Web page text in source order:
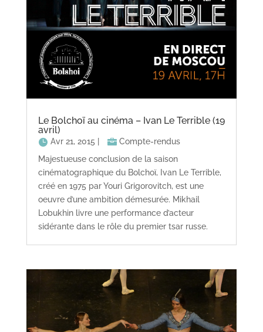
Le Bolchoï au cinéma – Ivan Le Terrible (19
avril)
Avr 21, 2015
Compte-rendus
Majestueuse conclusion de la saison
cinématographique du Bolchoï, Ivan Le Terrible,
créé en 1975 par Youri Grigorovitch, est une
oeuvre d’une ambition démesurée. Mikhail
Lobukhin livre une performance d’acteur
sidérante dans le rôle du premier tsar russe.